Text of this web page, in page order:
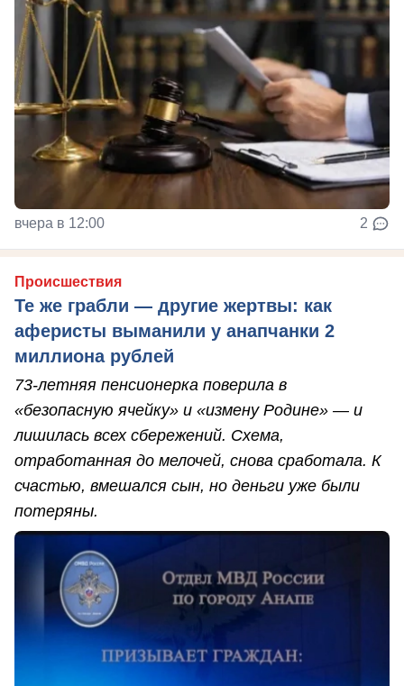
вчера в 12:00 2
Происшествия
Те же грабли — другие жертвы: как
аферисты выманили у анапчанки 2
миллиона рублей
73-летняя пенсионерка поверила в
«безопасную ячейку» и «измену Родине» — и
лишилась всех сбережений. Схема,
отработанная до мелочей, снова сработала. К
счастью, вмешался сын, но деньги уже были
потеряны.